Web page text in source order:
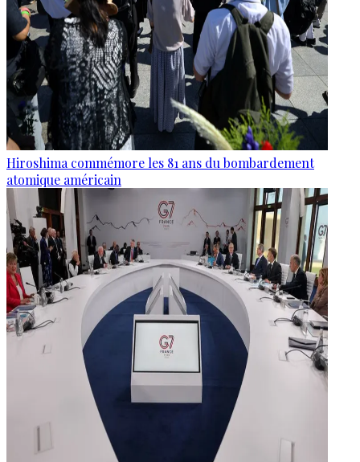
Hiroshima commémore les 81 ans du bombardement
atomique américain